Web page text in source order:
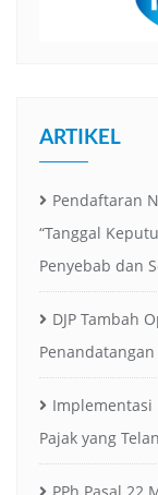
ARTIKEL
Pendaftaran
“Tanggal
Penyebab dan
DJP Tambah
Implementasi
Pajak yang